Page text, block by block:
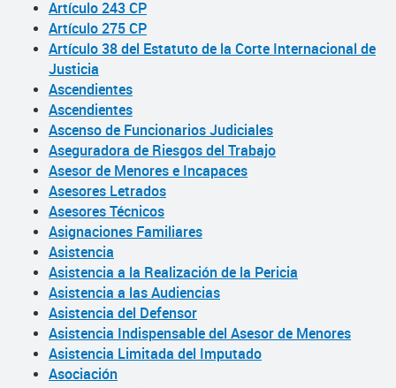
Artículo 243 CP
Artículo 275 CP
Artículo 38 del Estatuto de la Corte Internacional de
Justicia
Ascendientes
Ascendientes
Ascenso de Funcionarios Judiciales
Aseguradora de Riesgos del Trabajo
Asesor de Menores e Incapaces
Asesores Letrados
Asesores Técnicos
Asignaciones Familiares
Asistencia
Asistencia a la Realización de la Pericia
Asistencia a las Audiencias
Asistencia del Defensor
Asistencia Indispensable del Asesor de Menores
Asistencia Limitada del Imputado
Asociación